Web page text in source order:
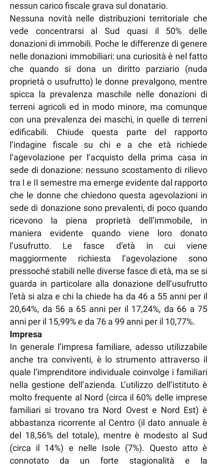
nessun carico fiscale grava sul donatario.
Nessuna novità nelle distribuzioni territoriale che
vede concentrarsi al Sud quasi il 50% delle
donazioni di immobili. Poche le differenze di genere
nelle donazioni immobiliari: una curiosità è nel fatto
che quando si dona un diritto parziario (nuda
proprietà o usufrutto) le donne prevalgono, mentre
spicca la prevalenza maschile nelle donazioni di
terreni agricoli ed in modo minore, ma comunque
con una prevalenza dei maschi, in quelle di terreni
edificabili. Chiude questa parte del rapporto
l’indagine fiscale su chi e a che età richiede
l’agevolazione per l’acquisto della prima casa in
sede di donazione: nessuno scostamento di rilievo
tra I e II semestre ma emerge evidente dal rapporto
che le donne che chiedono questa agevolazioni in
sede di donazione sono prevalenti, di poco quando
ricevono la piena proprietà dell’immobile, in
maniera evidente quando viene loro donato
l’usufrutto. Le fasce d’età in cui viene
maggiormente richiesta l’agevolazione sono
pressoché stabili nelle diverse fasce di età, ma se si
guarda in particolare alla donazione dell’usufrutto
l’età si alza e chi la chiede ha da 46 a 55 anni per il
20,64%, da 56 a 65 anni per il 17,24%, da 66 a 75
anni per il 15,99% e da 76 a 99 anni per il 10,77%.
Impresa
In generale l’impresa familiare, adesso utilizzabile
anche tra conviventi, è lo strumento attraverso il
quale l’imprenditore individuale coinvolge i familiari
nella gestione dell’azienda. L’utilizzo dell’istituto è
molto frequente al Nord (circa il 60% delle imprese
familiari si trovano tra Nord Ovest e Nord Est) è
abbastanza ricorrente al Centro (il dato annuale è
del 18,56% del totale), mentre è modesto al Sud
(circa il 14%) e nelle Isole (7%). Questo atto è
connotato da un forte stagionalità e la